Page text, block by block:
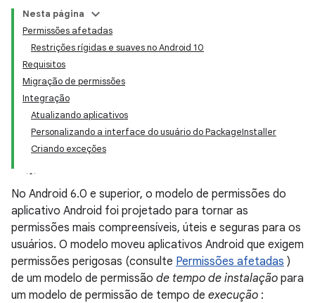
Nesta página
Permissões afetadas
Restrições rígidas e suaves no Android 10
Requisitos
Migração de permissões
Integração
Atualizando aplicativos
Personalizando a interface do usuário do PackageInstaller
Criando exceções
No Android 6.0 e superior, o modelo de permissões do
aplicativo Android foi projetado para tornar as
permissões mais compreensíveis, úteis e seguras para os
usuários. O modelo moveu aplicativos Android que exigem
permissões perigosas (consulte Permissões afetadas )
de um modelo de permissão de tempo de instalação para
um modelo de permissão de tempo de execução :